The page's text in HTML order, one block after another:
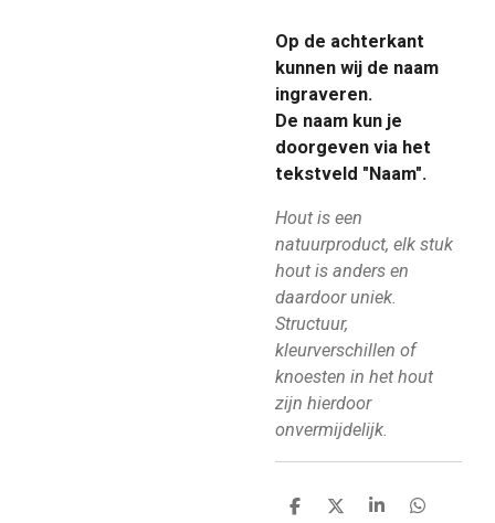
Op de achterkant
kunnen wij de naam
ingraveren.
De naam kun je
doorgeven via het
tekstveld "Naam".
Hout is een
natuurproduct, elk stuk
hout is anders en
daardoor uniek.
Structuur,
kleurverschillen of
knoesten in het hout
zijn hierdoor
onvermijdelijk.
D
D
S
D